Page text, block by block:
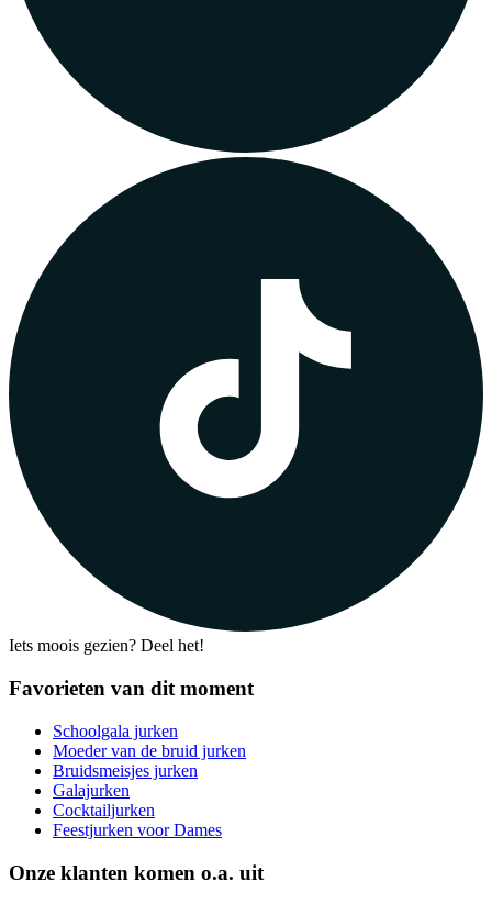
Iets moois gezien? Deel het!
Favorieten van dit moment
Schoolgala jurken
Moeder van de bruid jurken
Bruidsmeisjes jurken
Galajurken
Cocktailjurken
Feestjurken voor Dames
Onze klanten komen o.a. uit